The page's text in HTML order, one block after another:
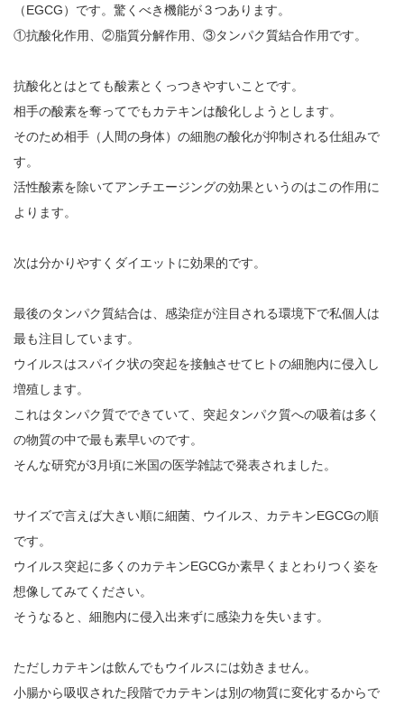
（EGCG）です。驚くべき機能が３つあります。
①抗酸化作用、②脂質分解作用、③タンパク質結合作用です。
抗酸化とはとても酸素とくっつきやすいことです。
相手の酸素を奪ってでもカテキンは酸化しようとします。
そのため相手（人間の身体）の細胞の酸化が抑制される仕組みで
す。
活性酸素を除いてアンチエージングの効果というのはこの作用に
よります。
次は分かりやすくダイエットに効果的です。
最後のタンパク質結合は、感染症が注目される環境下で私個人は
最も注目しています。
ウイルスはスパイク状の突起を接触させてヒトの細胞内に侵入し
増殖します。
これはタンパク質でできていて、突起タンパク質への吸着は多く
の物質の中で最も素早いのです。
そんな研究が3月頃に米国の医学雑誌で発表されました。
サイズで言えば大きい順に細菌、ウイルス、カテキンEGCGの順
です。
ウイルス突起に多くのカテキンEGCGか素早くまとわりつく姿を
想像してみてください。
そうなると、細胞内に侵入出来ずに感染力を失います。
ただしカテキンは飲んでもウイルスには効きません。
小腸から吸収された段階でカテキンは別の物質に変化するからで